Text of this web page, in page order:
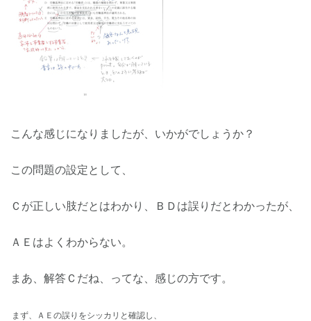
こんな感じになりましたが、いかがでしょうか？
この問題の設定として、
Ｃが正しい肢だとはわかり、ＢＤは誤りだとわかったが、
ＡＥはよくわからない。
まあ、解答Ｃだね、ってな、感じの方です。
まず、ＡＥの誤りをシッカリと確認し、